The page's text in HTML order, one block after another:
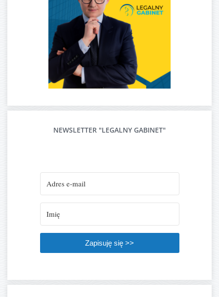
NEWSLETTER "LEGALNY GABINET"
Zapisuję się >>